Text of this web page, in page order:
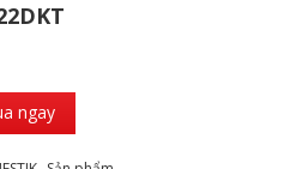
ngay